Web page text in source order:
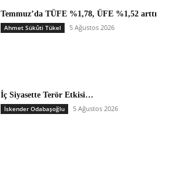
Temmuz’da TÜFE %1,78, ÜFE %1,52 arttı
Ahmet Sükûti Tükel 5 Ağustos 2026
İç Siyasette Terör Etkisi…
İskender Odabaşoğlu 5 Ağustos 2026